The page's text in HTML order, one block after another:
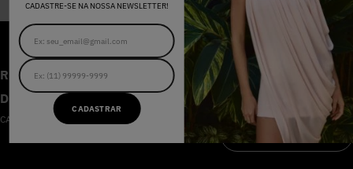
CADASTRE-SE NA NOSSA NEWSLETTER!
CADASTRAR
RECEBA AS NOVIDADES E
DESCONTOS IMPERDÍVEIS
CADASTRE-SE NA NOSSA NEWSLETTER
CADASTRAR